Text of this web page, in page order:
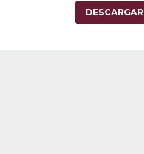
DESCARGAR